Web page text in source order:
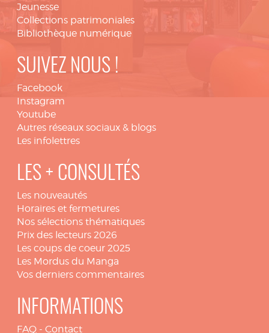
Jeunesse
Collections patrimoniales
Bibliothèque numérique
SUIVEZ NOUS !
Facebook
Instagram
Youtube
Autres réseaux sociaux & blogs
Les infolettres
LES + CONSULTÉS
Les nouveautés
Horaires et fermetures
Nos sélections thématiques
Prix des lecteurs 2026
Les coups de coeur 2025
Les Mordus du Manga
Vos derniers commentaires
INFORMATIONS
FAQ - Contact